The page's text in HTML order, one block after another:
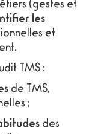
(gestes et
les
et
TMS :
de TMS,
;
des